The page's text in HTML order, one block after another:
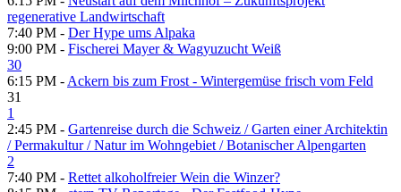
regenerative Landwirtschaft
7:40 PM - Der Hype ums Alpaka
9:00 PM - Fischerei Mayer & Wagyuzucht Weiß
30
6:15 PM - Ackern bis zum Frost - Wintergemüse frisch vom Feld
31
1
2:45 PM - Gartenreise durch die Schweiz /​ Garten einer Architektin
/​ Permakultur /​ Natur im Wohngebiet /​ Botanischer Alpengarten
2
7:40 PM - Rettet alkoholfreier Wein die Winzer?